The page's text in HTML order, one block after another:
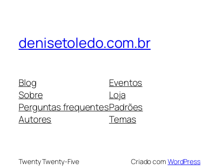
denisetoledo.com.br
Blog
Sobre
Perguntas frequentes
Autores
Eventos
Loja
Padrões
Temas
Twenty Twenty-Five Criado com WordPress